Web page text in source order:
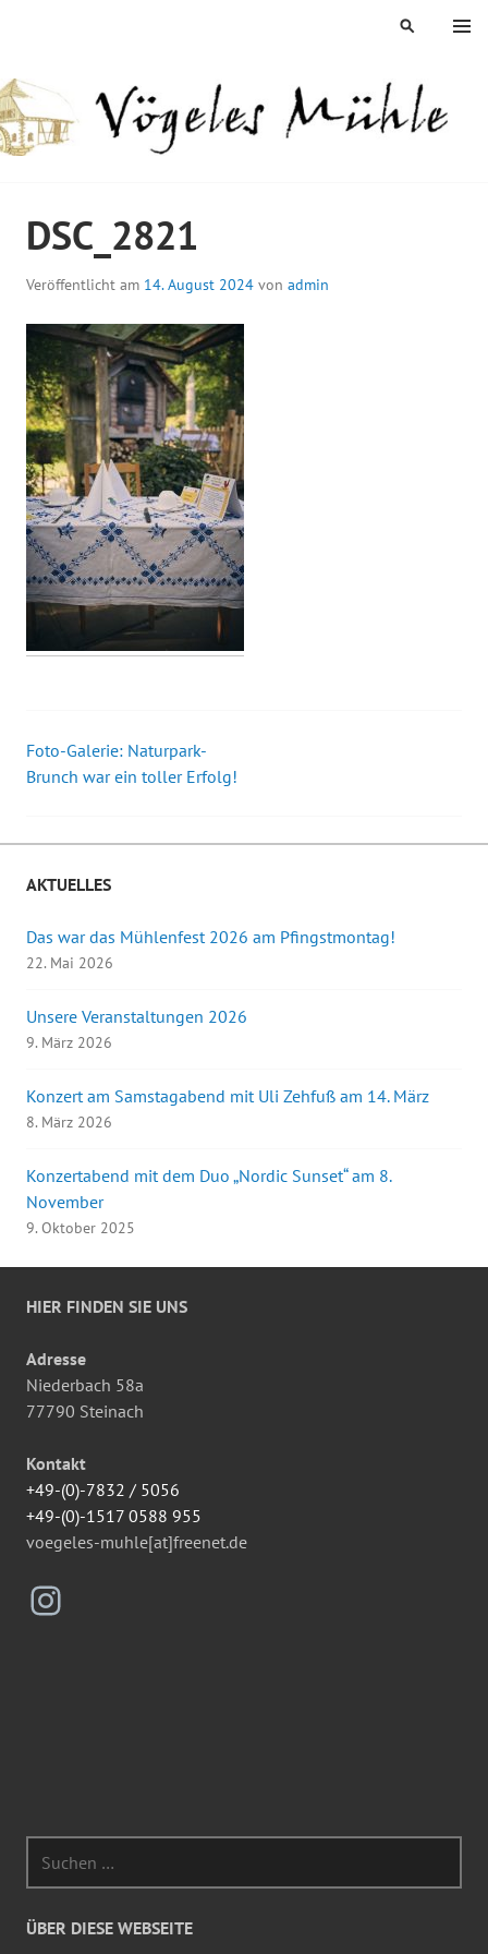
MENÜ
SUCHEN
DSC_2821
Veröffentlicht am 14. August 2024 von admin
Beitrags-
Foto-Galerie: Naturpark-
Brunch war ein toller Erfolg!
AKTUELLES
Das war das Mühlenfest 2026 am Pfingstmontag!
22. Mai 2026
Unsere Veranstaltungen 2026
9. März 2026
Konzert am Samstagabend mit Uli Zehfuß am 14. März
8. März 2026
Konzertabend mit dem Duo „Nordic Sunset“ am 8.
November
9. Oktober 2025
HIER FINDEN SIE UNS
Adresse
Niederbach 58a
77790 Steinach
Kontakt
+49-(0)-7832 / 5056
+49-(0)-1517 0588 955
voegeles-muhle[at]freenet.de
Instagram
nach:
ÜBER DIESE WEBSEITE